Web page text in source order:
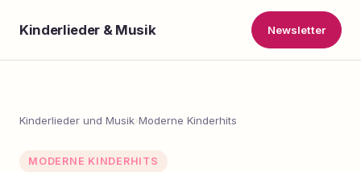
Kinderlieder & Musik Newsletter
Kinderlieder und Musik›Moderne Kinderhits
MODERNE KINDERHITS